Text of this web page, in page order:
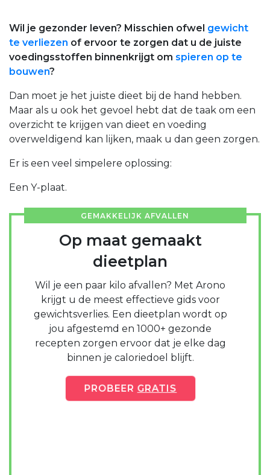
Wil je gezonder leven? Misschien ofwel gewicht
te verliezen of ervoor te zorgen dat u de juiste
voedingsstoffen binnenkrijgt om spieren op te
bouwen?
Dan moet je het juiste dieet bij de hand hebben.
Maar als u ook het gevoel hebt dat de taak om een
overzicht te krijgen van dieet en voeding
overweldigend kan lijken, maak u dan geen zorgen.
Er is een veel simpelere oplossing:
Een Y-plaat.
GEMAKKELIJK AFVALLEN
Op maat gemaakt
dieetplan
Wil je een paar kilo afvallen? Met Arono
krijgt u de meest effectieve gids voor
gewichtsverlies. Een dieetplan wordt op
jou afgestemd en 1000+ gezonde
recepten zorgen ervoor dat je elke dag
binnen je caloriedoel blijft.
PROBEER GRATIS